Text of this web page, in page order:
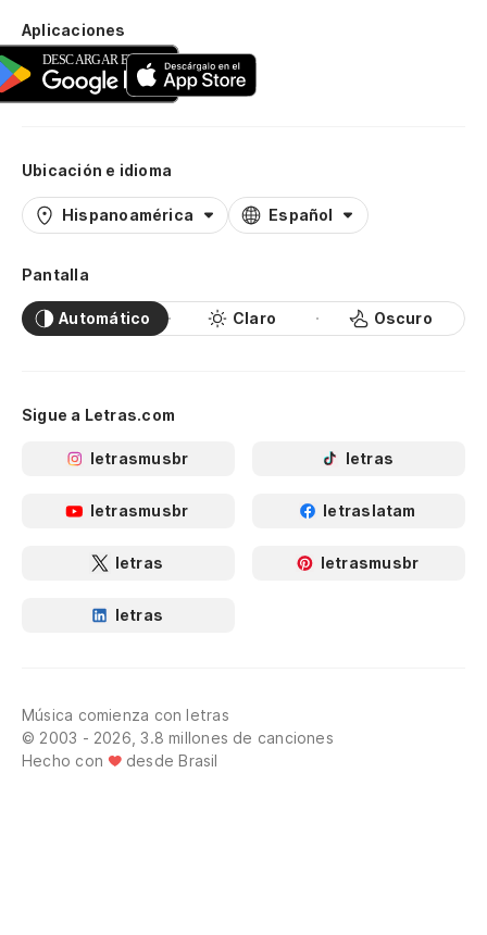
Aplicaciones
Ubicación e idioma
Hispanoamérica Español
Pantalla
Automático Claro Oscuro
Sigue a Letras.com
letrasmusbr letras
letrasmusbr letraslatam
letras letrasmusbr
letras
Música comienza con letras
© 2003 - 2026, 3.8 millones de canciones
Hecho con
desde Brasil